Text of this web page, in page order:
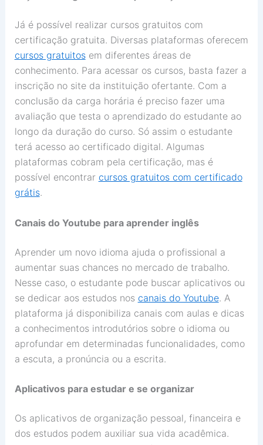
Já é possível realizar cursos gratuitos com
certificação gratuita. Diversas plataformas oferecem
cursos gratuitosem diferentes áreas de
conhecimento. Para acessar os cursos, basta fazer a
inscrição no site da instituição ofertante. Com a
conclusão da carga horária é preciso fazer uma
avaliação que testa o aprendizado do estudante ao
longo da duração do curso. Só assim o estudante
terá acesso ao certificado digital. Algumas
plataformas cobram pela certificação, mas é
possível encontrar cursos gratuitos com certificado
grátis.
Canais do Youtube para aprender inglês
Aprender um novo idioma ajuda o profissional a
aumentar suas chances no mercado de trabalho.
Nesse caso, o estudante pode buscar aplicativos ou
se dedicar aos estudos nos canais do Youtube. A
plataforma já disponibiliza canais com aulas e dicas
a conhecimentos introdutórios sobre o idioma ou
aprofundar em determinadas funcionalidades, como
a escuta, a pronúncia ou a escrita.
Aplicativos para estudar e se organizar
Os aplicativos de organização pessoal, financeira e
dos estudos podem auxiliar sua vida acadêmica.